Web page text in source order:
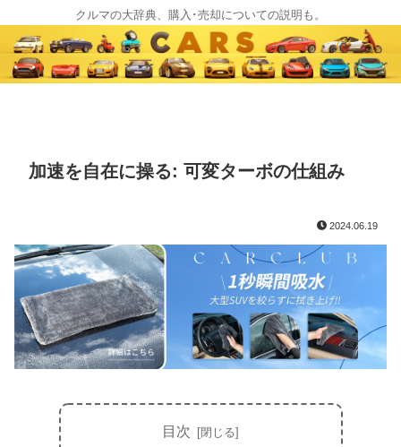
クルマの大辞典、購入･売却についての説明も。
加速を自在に操る: 可変ターボの仕組み
2024.06.19
目次